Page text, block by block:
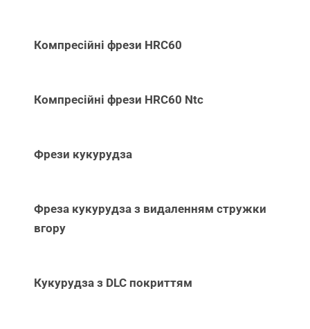
Компресійні фрези HRC60
Компресійні фрези HRC60 Ntc
Фрези кукурудза
Фреза кукурудза з видаленням стружки
вгору
Кукурудза з DLC покриттям